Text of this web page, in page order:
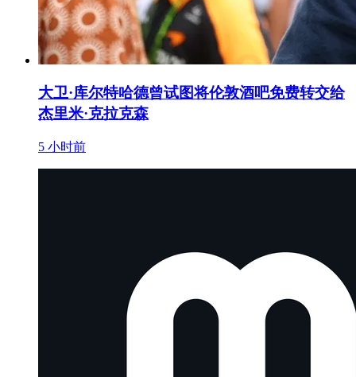
大卫·库尔特哈德曾试图将伦敦酒吧免费转交给
杰里米·克拉克森
5 小时前